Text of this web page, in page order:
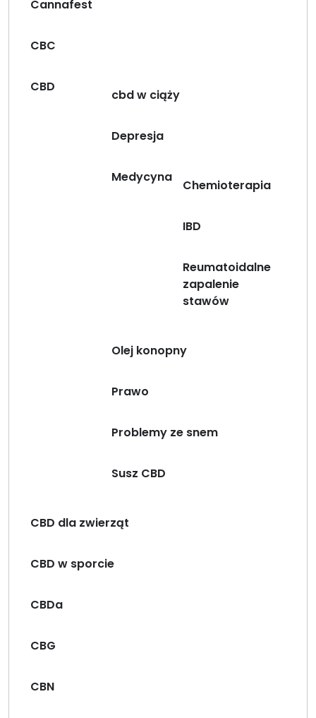
Cannafest
CBC
CBD
cbd w ciąży
Depresja
Medycyna
Chemioterapia
IBD
Reumatoidalne
zapalenie
stawów
Olej konopny
Prawo
Problemy ze snem
Susz CBD
CBD dla zwierząt
CBD w sporcie
CBDa
CBG
CBN